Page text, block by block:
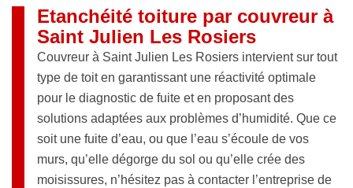
Etanchéité toiture par couvreur à
Saint Julien Les Rosiers
Couvreur à Saint Julien Les Rosiers intervient sur tout
type de toit en garantissant une réactivité optimale
pour le diagnostic de fuite et en proposant des
solutions adaptées aux problèmes d’humidité. Que ce
soit une fuite d’eau, ou que l’eau s’écoule de vos
murs, qu’elle dégorge du sol ou qu’elle crée des
moisissures, n’hésitez pas à contacter l’entreprise de